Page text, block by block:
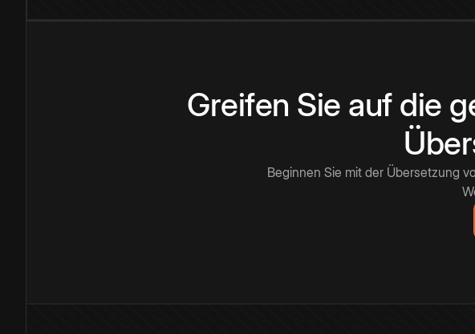
Greifen Sie auf die
Beginnen Sie mit der Übersetzung